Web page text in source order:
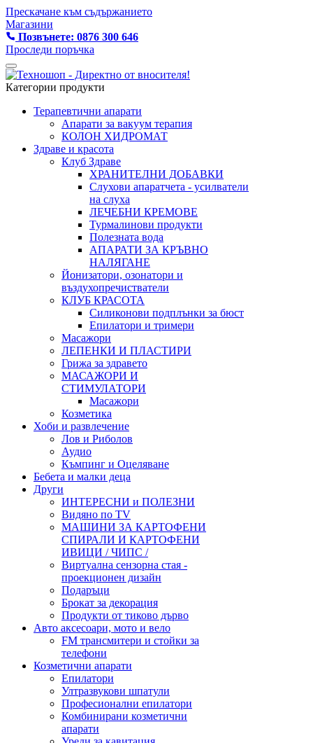
Прескачане към съдържанието
Магазини
Позвънете: 0876 300 646
Проследи поръчка
Категории продукти
Терапевтични апарати
Апарати за вакуум терапия
КОЛОН ХИДРОМАТ
Здраве и красота
Клуб Здраве
ХРАНИТЕЛНИ ДОБАВКИ
Слухови апаратчета - усилватели
на слуха
ЛЕЧЕБНИ КРЕМОВЕ
Турмалинови продукти
Полезната вода
АПАРАТИ ЗА КРЪВНО
НАЛЯГАНЕ
Йонизатори, озонатори и
въздухопречистватели
КЛУБ КРАСОТА
Силиконови подплънки за бюст
Епилатори и тримери
Масажори
ЛЕПЕНКИ И ПЛАСТИРИ
Грижа за здравето
МАСАЖОРИ И
СТИМУЛАТОРИ
Масажори
Козметика
Хоби и развлечение
Лов и Риболов
Аудио
Къмпинг и Оцеляване
Бебета и малки деца
Други
ИНТЕРЕСНИ и ПОЛЕЗНИ
Видяно по TV
МАШИНИ ЗА КАРТОФЕНИ
СПИРАЛИ И КАРТОФЕНИ
ИВИЦИ / ЧИПС /
Виртуална сензорна стая -
проекционен дизайн
Подаръци
Брокат за декорация
Продукти от тиково дърво
Авто аксесоари, мото и вело
FM трансмитери и стойки за
телефони
Козметични апарати
Епилатори
Ултразвукови шпатули
Професионални епилатори
Комбинирани козметични
апарати